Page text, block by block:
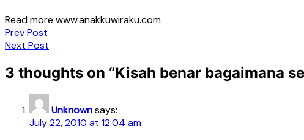
Read more www.anakkuwiraku.com
Post
navigation
Prev Post
Next Post
3 thoughts on “Kisah benar bagaimana
Unknownsays:
July 22, 2010 at 12:04 am